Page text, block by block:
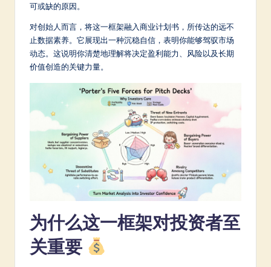
d
C
hi
可或缺的原因。
对创始人而言，将这一框架融入商业计划书，所传达的远不
止数据素养。它展现出一种沉稳自信，表明你能够驾驭市场
动态。这说明你清楚地理解将决定盈利能力、风险以及长期
价值创造的关键力量。
为什么这一框架对投资者至
关重要